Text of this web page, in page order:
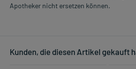
Apotheker nicht ersetzen können.
Kunden, die diesen Artikel gekauft